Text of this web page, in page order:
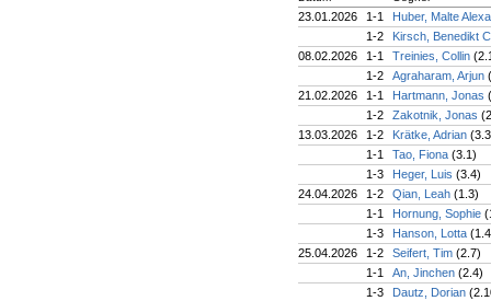
23.01.2026 1-1
Huber, Malte
1-2
Kirsch, Benedikt
08.02.2026
1-1 Treinies, Collin
1-2
Agraharam, Arjun
21.02.2026
1-1 Hartmann, Jonas
1-2
Zakotnik, Jonas
13.03.2026
1-2 Krätke, Adrian
1-1
Tao, Fiona (3.1)
1-3
Heger, Luis (3.4)
24.04.2026
1-2 Qian, Leah (1.3)
1-1
Hornung, Sophie
1-3
Hanson, Lotta
25.04.2026
1-2 Seifert, Tim (2.7)
1-1
An, Jinchen (2.4)
1-3
Dautz, Dorian